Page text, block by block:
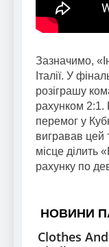
Зазначимо,
Італії. У
розіграшу
рахунком 2:1.
перемог у
вигравав цей
місце ділить
рахунку по